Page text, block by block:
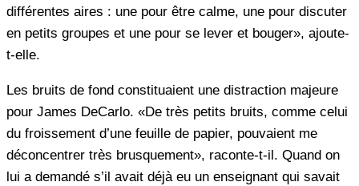
différentes aires : une pour être calme, une pour discuter
en petits groupes et une pour se lever et bouger», ajoute-
t-elle.
Les bruits de fond constituaient une distraction majeure
pour James DeCarlo. «De très petits bruits, comme celui
du froissement d’une feuille de papier, pouvaient me
déconcentrer très brusquement», raconte-t-il. Quand on
lui a demandé s’il avait déjà eu un enseignant qui savait